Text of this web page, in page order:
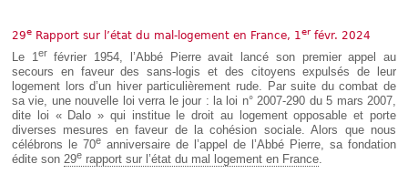
IT
29e Rapport sur l’état du mal-logement en France, 1 erfévr. 2024
Le 1 er
février 1954, l’Abbé Pierre avait lancé son premier appel au
secours en faveur des sans-logis et des citoyens expulsés de leur
logement lors d’un hiver particulièrement rude. Par suite du combat de
sa vie, une nouvelle loi verra le jour : la loi n° 2007-290 du 5 mars 2007,
dite loi « Dalo » qui institue le droit au logement opposable et porte
diverses mesures en faveur de la cohésion sociale. Alors que nous
célébrons le 70e anniversaire de l’appel de l’Abbé Pierre, sa fondation
édite son 29e rapport sur l’état du mal logement en France